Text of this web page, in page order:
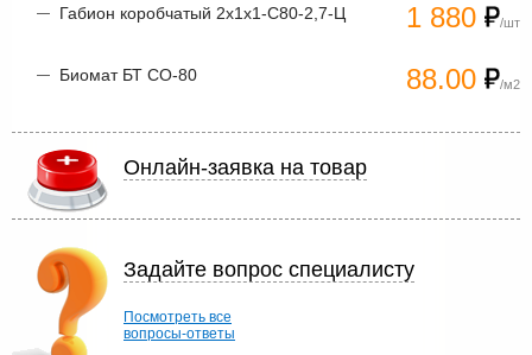
1 880 /шт
Габион коробчатый 2х1х1-С80-2,7-Ц
88.00 /м2
Биомат БТ СО-80
Онлайн-заявка на товар
Задайте вопрос специалисту
Посмотреть все
вопросы-ответы